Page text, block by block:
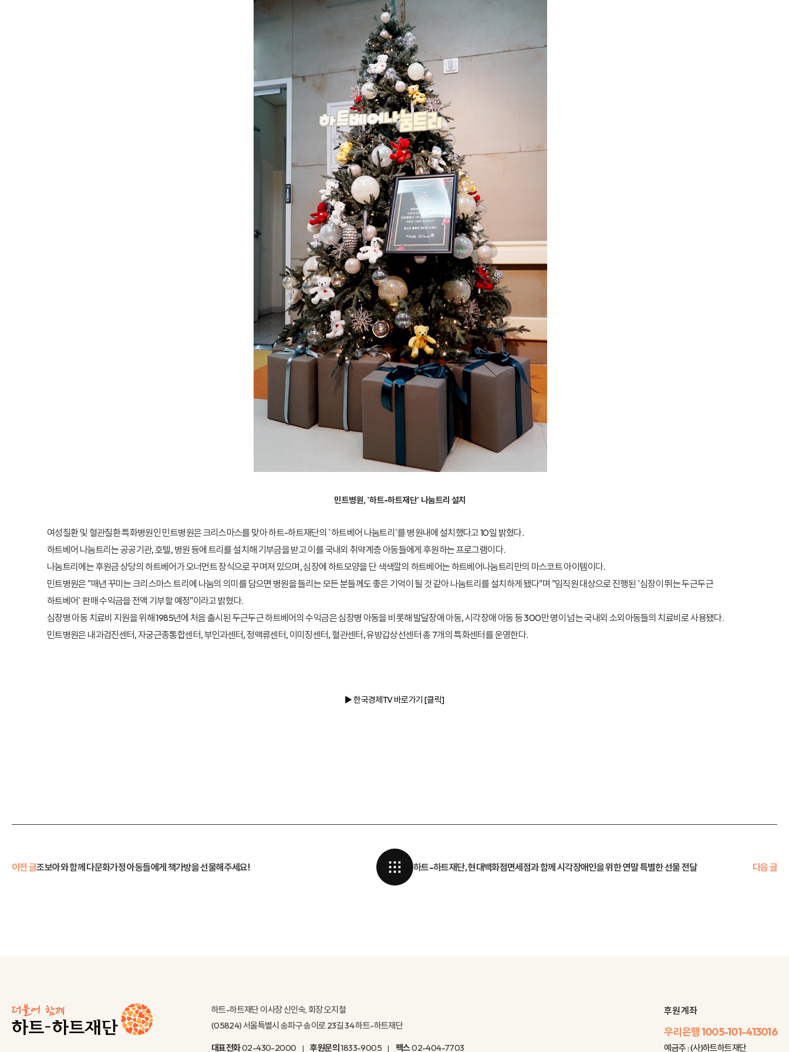
민트병원, `하트-하트재단` 나눔트리 설치
여성질환 및 혈관질환 특화병원인 민트병원은 크리스마스를 맞아 하트-하트재단의 `하트베어 나눔트리`를 병원내에 설치했다고 10일 밝혔다.
하트베어 나눔트리는 공공기관, 호텔, 병원 등에 트리를 설치해 기부금을 받고 이를 국내외 취약계층 아동들에게 후원하는 프로그램이다.
나눔트리에는 후원금 상당의 하트베어가 오너먼트 장식으로 꾸며져 있으며, 심장에 하트모양을 단 색색깔의 하트베어는 하트베어나눔트리만의 마스코트 아이템이다.
민트병원은 "매년 꾸미는 크리스마스 트리에 나눔의 의미를 담으면 병원을 들리는 모든 분들께도 좋은 기억이 될 것 같아 나눔트리를 설치하게 됐다"며 "임직원 대상으로 진행된 `심장이 뛰는 두근두근
하트베어` 판매 수익금을 전액 기부할 예정"이라고 밝혔다.
심장병 아동 치료비 지원을 위해 1985년에 처음 출시된 두근두근 하트베어의 수익금은 심장병 아동을 비롯해 발달장애 아동, 시각장애 아동 등 300만 명이 넘는 국내외 소외아동들의 치료비로 사용됐다.
민트병원은 내과검진센터, 자궁근종통합센터, 부인과센터, 정맥류센터, 이미징센터, 혈관센터, 유방갑상선센터 총 7개의 특화센터를 운영한다.
▶ 한국경제TV바로가기 [클릭]
이전 글조보아와 함께 다문화가정 아동들에게 책가방을 선물해주세요! 하트-하트재단, 현대백화점면세점과 함께 시각장애인을 위한 연말 특별한 선물 전달 다음 글
하트-하트재단 이사장 신인숙, 회장 오지철
(05824) 서울특별시 송파구 송이로 23길 34 하트-하트재단
대표전화02-430-2000 후원문의1833-9005 팩스02-404-7703
후원 계좌
우리은행1005-101-413016
예금주 : (사)하트하트재단